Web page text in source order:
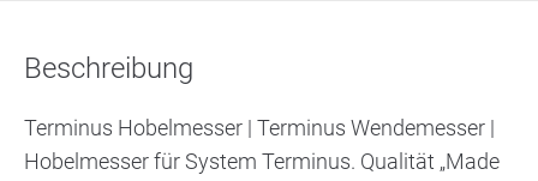
Beschreibung
Terminus Hobelmesser | Terminus Wendemesser |
Hobelmesser für System Terminus. Qualität „Made